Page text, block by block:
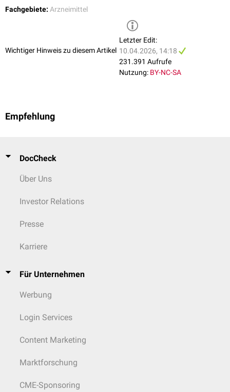
Fachgebiete: Arzneimittel
Wichtiger Hinweis zu diesem Artikel
Letzter Edit:
10.04.2026, 14:18
231.391 Aufrufe
Nutzung: BY-NC-SA
Empfehlung
DocCheck
Über Uns
Investor Relations
Presse
Karriere
Für Unternehmen
Werbung
Login Services
Content Marketing
Marktforschung
CME-Sponsoring